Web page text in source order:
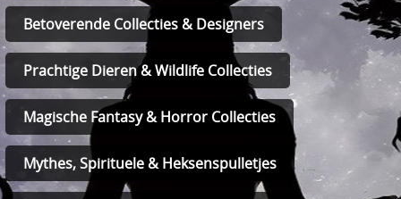
Betoverende Collecties & Designers
Prachtige Dieren & Wildlife Collecties
Magische Fantasy & Horror Collecties
Mythes, Spirituele & Heksenspulletjes